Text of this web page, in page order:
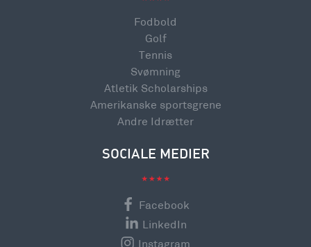
Fodbold
Golf
Tennis
Svømning
Atletik Scholarships
Amerikanske sportsgrene
Andre Idrætter
SOCIALE MEDIER
Facebook
LinkedIn
Instagram